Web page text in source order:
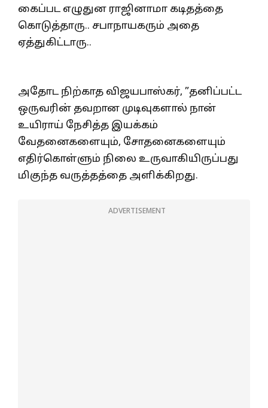
கைப்பட எழுதுன ராஜினாமா கடிதத்தை
கொடுத்தாரு.. சபாநாயகரும் அதை
ஏத்துகிட்டாரு..
அதோட நிற்காத விஜயபாஸ்கர், ”தனிப்பட்ட
ஒருவரின் தவறான முடிவுகளால் நான்
உயிராய் நேசித்த இயக்கம்
வேதனைகளையும், சோதனைகளையும்
எதிர்கொள்ளும் நிலை உருவாகியிருப்பது
மிகுந்த வருத்தத்தை அளிக்கிறது.
ADVERTISEMENT